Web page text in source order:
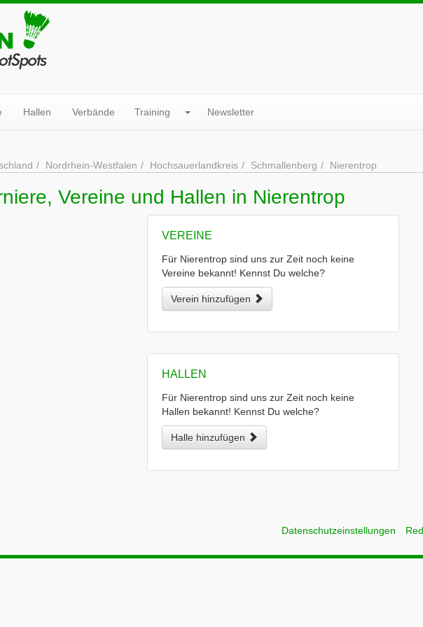
Hallen Verbände Training Newsletter
Nordrhein-Westfalen Hochsauerlandkreis Schmallenberg Nierentrop
Vereine und Hallen in Nierentrop
VEREINE
Für Nierentrop sind uns zur Zeit noch keine
Vereine bekannt! Kennst Du welche?
Verein hinzufügen
HALLEN
Für Nierentrop sind uns zur Zeit noch keine
Hallen bekannt! Kennst Du welche?
Halle hinzufügen
Datenschutzeinstellungen